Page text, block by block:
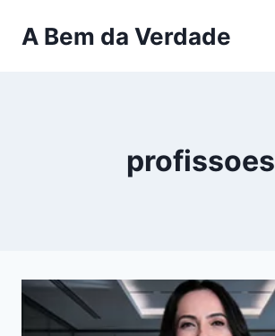
paraA Bem da Verdade
profissoes